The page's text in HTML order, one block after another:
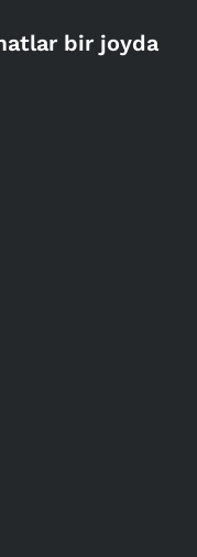
bir joyda